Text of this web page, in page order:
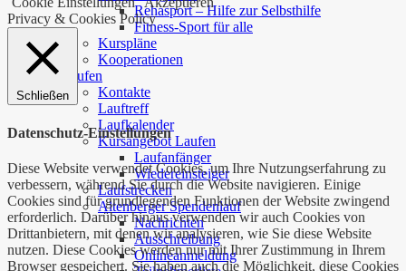
Rehasport – Hilfe zur Selbsthilfe
Fitness-Sport für alle
Kurspläne
Kooperationen
Laufen
Kontakte
Lauftreff
Laufkalender
Kursangebot Laufen
Laufanfänger
Wiedereinsteiger
Laufstrecken
Altenberger Spendenlauf
Nachrichten
Ausschreibung
Onlineanmeldung
Privacy & Cookies Policy
Schließen
Datenschutz-Einstellungen
Diese Website verwendet Cookies, um Ihre Nutzungserfahrung zu
verbessern, während Sie durch die Website navigieren. Einige
Cookies sind für grundlegenden Funktionen der Website zwingend
erforderlich. Darüber hinaus verwenden wir auch Cookies von
Drittanbietern, mit denen wir analysieren, wie Sie diese Website
nutzen. Diese Cookies werden nur mit Ihrer Zustimmung in Ihrem
Browser gespeichert. Sie haben auch die Möglichkeit, diese Cookies